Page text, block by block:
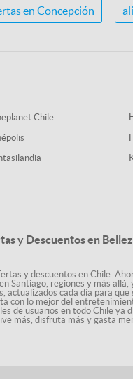
en Concepción
Chile
y Descuentos en
y descuentos en Chile.
Santiago, regiones y más
actualizados cada día para
con lo mejor del
de usuarios en todo Chile
más, disfruta más y gasta